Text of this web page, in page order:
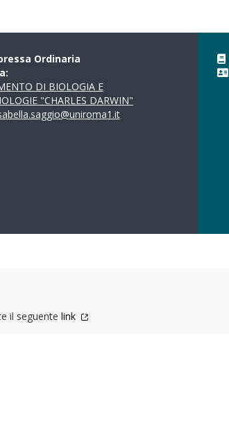
Ordinaria
DI BIOLOGIA E
"CHARLES DARWIN"
il seguente link